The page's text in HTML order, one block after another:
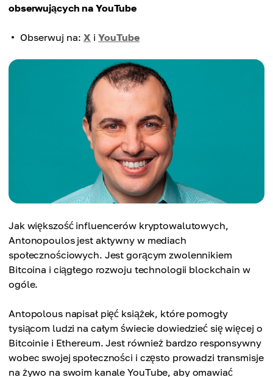
obserwujących na YouTube
Obserwuj na: X i YouTube
Jak większość influencerów kryptowalutowych,
Antonopoulos jest aktywny w mediach
społecznościowych. Jest gorącym zwolennikiem
Bitcoina i ciągłego rozwoju technologii blockchain w
ogóle.
Antopolous napisał pięć książek, które pomogły
tysiącom ludzi na całym świecie dowiedzieć się więcej o
Bitcoinie i Ethereum. Jest również bardzo responsywny
wobec swojej społeczności i często prowadzi transmisje
na żywo na swoim kanale YouTube, aby omawiać